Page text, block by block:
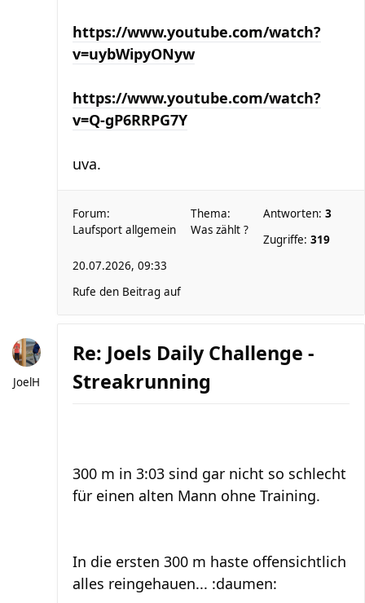
https://www.youtube.com/watch?
v=uybWipyONyw
https://www.youtube.com/watch?
v=Q-gP6RRPG7Y
uva.
Forum:
Laufsport allgemein
Thema:
Was zählt ?
Antworten: 3
Zugriffe: 319
20.07.2026, 09:33
Rufe den Beitrag auf
JoelH
Re: Joels Daily Challenge -
Streakrunning
300 m in 3:03 sind gar nicht so schlecht
für einen alten Mann ohne Training.
In die ersten 300 m haste offensichtlich
alles reingehauen... :daumen: